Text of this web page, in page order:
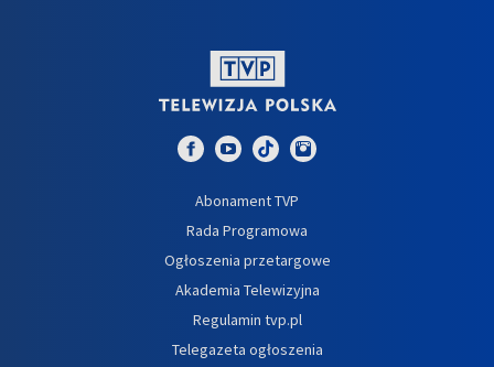
Abonament TVP
Rada Programowa
Ogłoszenia przetargowe
Akademia Telewizyjna
Regulamin tvp.pl
Telegazeta ogłoszenia